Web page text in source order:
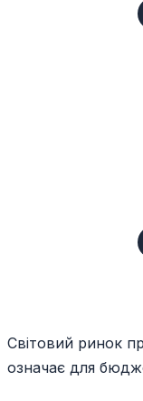
Світовий ринок
означає для